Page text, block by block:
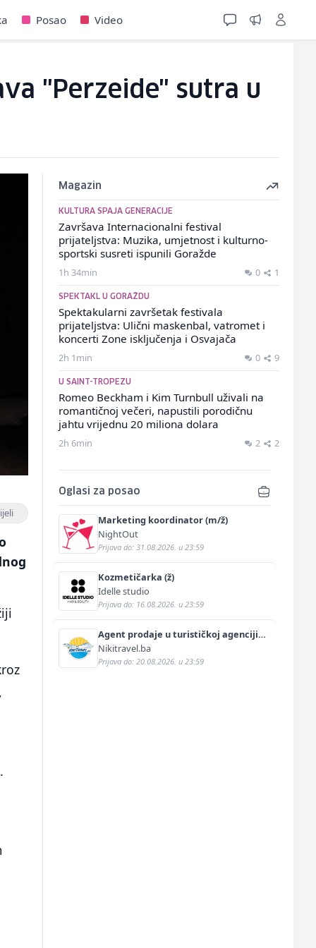
Posao Video
"Perzeide" sutra u
Magazin
KULTURA SPAJA GENERACIJE
Završava Internacionalni festival
prijateljstva: Muzika, umjetnost i kulturno-
sportski susreti ispunili Goražde
1h 34min 0 1
SPEKTAKL U GORAŽDU
Spektakularni završetak festivala
prijateljstva: Ulični maskenbal, vatromet i
koncerti Zone isključenja i Osvajača
2h 1min 0 9
U SAINT-TROPEZU
Romeo Beckham i Kim Turnbull uživali na
romantičnoj večeri, napustili porodičnu
jahtu vrijednu 20 miliona dolara
2h 6min 2 2
Oglasi za posao
Marketing koordinator (m/ž)
NightOut
Prijava do: 31.08.2026. u 23:59
Kozmetičarka (ž)
Idelle studio
Prijava do: 16.08.2026. u 23:59
Agent prodaje u turističkoj agenciji
(m/ž)
Nikitravel.ba
Prijava do: 20.08.2026. u 23:59